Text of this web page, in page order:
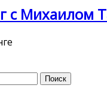
с Михаилом